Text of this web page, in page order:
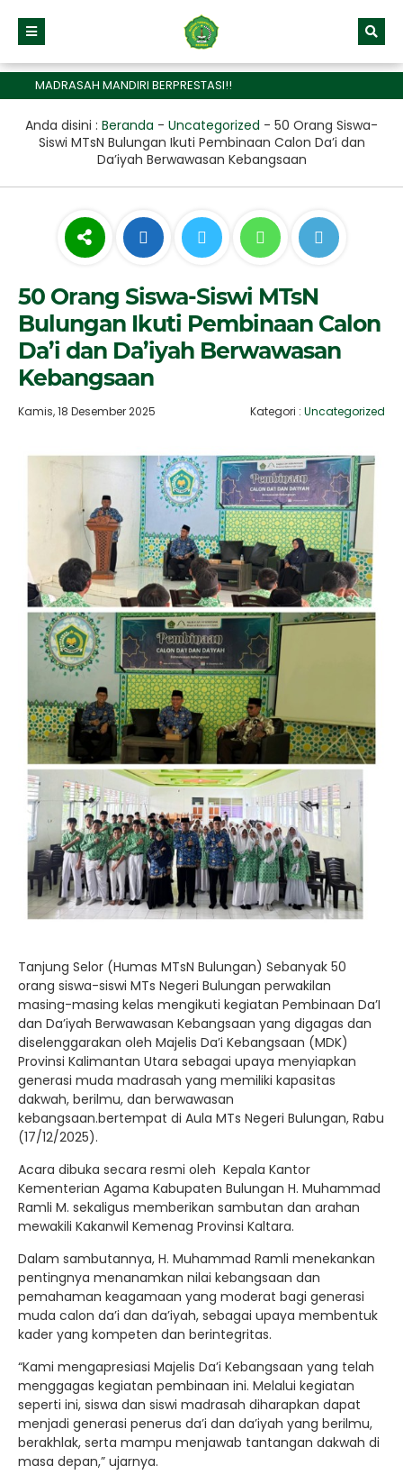
MADRASAH MANDIRI BERPRESTASI!!
Anda disini : Beranda - Uncategorized - 50 Orang Siswa-
Siswi MTsN Bulungan Ikuti Pembinaan Calon Da’i dan
Da’iyah Berwawasan Kebangsaan
50 Orang Siswa-Siswi MTsN
Bulungan Ikuti Pembinaan Calon
Da’i dan Da’iyah Berwawasan
Kebangsaan
Kamis, 18 Desember 2025 Kategori : Uncategorized
Tanjung Selor (Humas MTsN Bulungan) Sebanyak 50
orang siswa-siswi MTs Negeri Bulungan perwakilan
masing-masing kelas mengikuti kegiatan Pembinaan Da’I
dan Da’iyah Berwawasan Kebangsaan yang digagas dan
diselenggarakan oleh Majelis Da’i Kebangsaan (MDK)
Provinsi Kalimantan Utara sebagai upaya menyiapkan
generasi muda madrasah yang memiliki kapasitas
dakwah, berilmu, dan berwawasan
kebangsaan.bertempat di Aula MTs Negeri Bulungan, Rabu
(17/12/2025).
Acara dibuka secara resmi oleh Kepala Kantor
Kementerian Agama Kabupaten Bulungan H. Muhammad
Ramli M. sekaligus memberikan sambutan dan arahan
mewakili Kakanwil Kemenag Provinsi Kaltara.
Dalam sambutannya, H. Muhammad Ramli menekankan
pentingnya menanamkan nilai kebangsaan dan
pemahaman keagamaan yang moderat bagi generasi
muda calon da’i dan da’iyah, sebagai upaya membentuk
kader yang kompeten dan berintegritas.
“Kami mengapresiasi Majelis Da’i Kebangsaan yang telah
menggagas kegiatan pembinaan ini. Melalui kegiatan
seperti ini, siswa dan siswi madrasah diharapkan dapat
menjadi generasi penerus da’i dan da’iyah yang berilmu,
berakhlak, serta mampu menjawab tantangan dakwah di
masa depan,” ujarnya.